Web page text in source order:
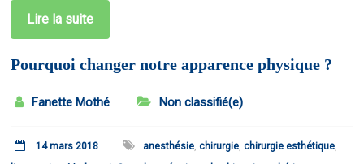
Lire la suite
Pourquoi changer notre apparence physique ?
Fanette Mothé Non classifié(e)
14 mars 2018 anesthésie,chirurgie,chirurgie esthétique,